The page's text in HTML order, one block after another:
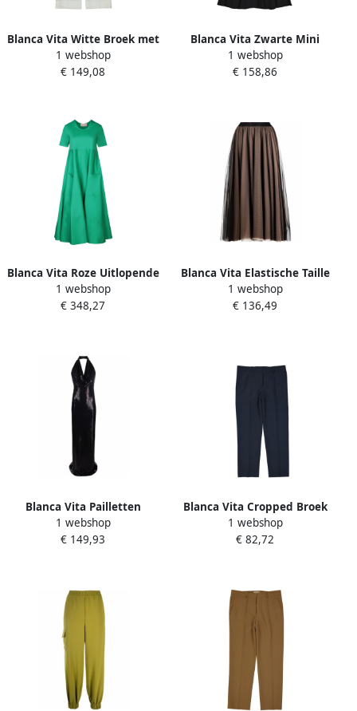
Blanca Vita Witte Broek met
Satijnen Banden White
Dames
1 webshop
€ 149,08
Blanca Vita Zwarte Mini
Jurk Elegant Knoopsluiting
Black Dames
1 webshop
€ 158,86
Blanca Vita Roze Uitlopende
Jurk Green Dames
1 webshop
€ 348,27
Blanca Vita Elastische Taille
Rok Gemaakt in Italië
Brown Dames
1 webshop
€ 136,49
Blanca Vita Pailletten
Versierde Lange Jurk met
Strikdetail Black Dames
1 webshop
€ 149,93
Blanca Vita Cropped Broek
met Zakken en Riem Blue
Dames
1 webshop
€ 82,72